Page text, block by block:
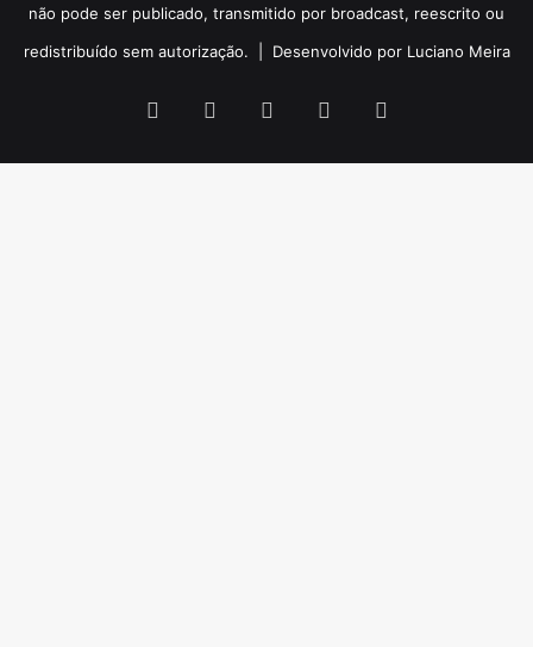
não pode ser publicado, transmitido por broadcast, reescrito ou
redistribuído sem autorização. | Desenvolvido por Luciano Meira
Facebook YouTubeInstagram